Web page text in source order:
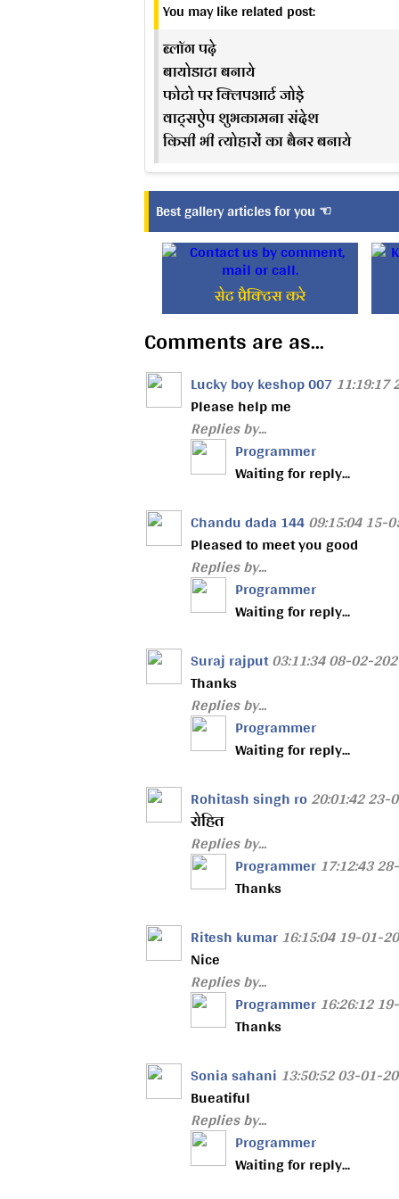
You may like related post:
ब्लॉग पढ़े
बायोडाटा बनाये
फोटो पर क्लिपआर्ट जोड़े
वाट्सऐप शुभकामना संदेश
किसी भी त्योहारों का बैनर बनाये
Best gallery articles for you ☜
सेट प्रैक्टिस करे
Comments are as...
Lucky boy keshop 00711:19:17
Please help me
Replies by...
Programmer
Waiting for reply...
Chandu dada 14409:15:04 15-
Pleased to meet you good
Replies by...
Programmer
Waiting for reply...
Suraj rajput03:11:34 08-02-
Thanks
Replies by...
Programmer
Waiting for reply...
Rohitash singh ro20:01:42 23-
रोहित
Replies by...
Programmer17:12:43
Thanks
Ritesh kumar16:15:04 19-01-
Nice
Replies by...
Programmer16:26:12
Thanks
Sonia sahani 13:50:52 03-01-
Bueatiful
Replies by...
Programmer
Waiting for reply...